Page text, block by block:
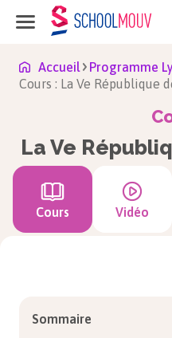
Accueil Programme
Cours : La Ve République
La Ve
Cours Vidéo
Sommaire